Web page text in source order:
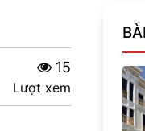
15
Lượt xem